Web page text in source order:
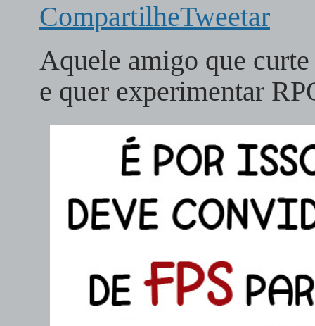
CompartilheTweetar
Aquele amigo que
e quer experimentar